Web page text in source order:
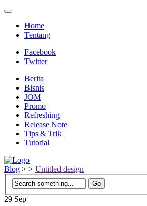
Home
Tentang
Facebook
Twitter
Berita
Bisnis
JOM
Promo
Refreshing
Release Note
Tips & Trik
Tutorial
Blog > > Untitled design
29 Sep